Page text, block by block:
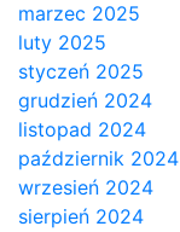
marzec 2025
luty 2025
styczeń 2025
grudzień 2024
listopad 2024
październik 2024
wrzesień 2024
sierpień 2024